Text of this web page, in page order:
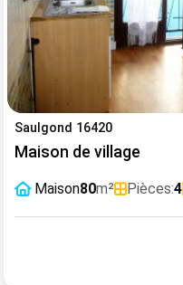
Saulgond 16420
Maison de village
Maison80m² Pièces:4